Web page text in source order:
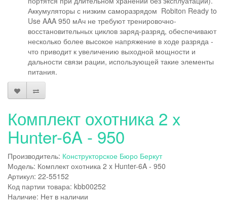
Аккумуляторы с низким саморазрядом Robiton Ready to
Use AAA 950 мАч не требуют тренировочно-
восстановительных циклов заряд-разряд, обеспечивают
несколько более высокое напряжение в ходе разряда -
что приводит к увеличению выходной мощности и
дальности связи рации, использующей такие элементы
питания.
Комплект охотника 2 x
Hunter-6A - 950
Производитель: Конструкторское Бюро Беркут
Модель: Комплект охотника 2 x Hunter-6A - 950
Артикул: 22-55152
Код партии товара: kbb00252
Наличие: Нет в наличии